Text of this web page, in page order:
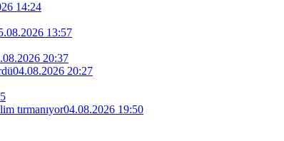
14:24
13:57
20:37
04.08.2026 20:27
tırmanıyor04.08.2026 19:50